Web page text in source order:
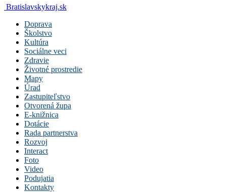
Bratislavskykraj.sk
Doprava
Školstvo
Kultúra
Sociálne veci
Zdravie
Životné prostredie
Mapy
Úrad
Zastupiteľstvo
Otvorená župa
E-knižnica
Dotácie
Rada partnerstva
Rozvoj
Interact
Foto
Video
Podujatia
Kontakty